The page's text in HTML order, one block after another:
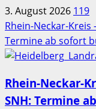
3. August 2026 119
Rhein-Neckar-Kreis
Termine ab sofort
Rhein-Neckar-
SNH: Termine